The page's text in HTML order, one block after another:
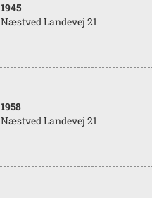
1945
Næstved Landevej 21
1958
Næstved Landevej 21